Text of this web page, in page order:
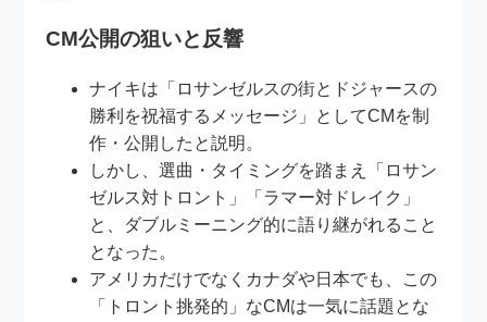
CM公開の狙いと反響
ナイキは「ロサンゼルスの街とドジャースの
勝利を祝福するメッセージ」としてCMを制
作・公開したと説明。
しかし、選曲・タイミングを踏まえ「ロサン
ゼルス対トロント」「ラマー対ドレイク」
と、ダブルミーニング的に語り継がれること
となった。
アメリカだけでなくカナダや日本でも、この
「トロント挑発的」なCMは一気に話題とな